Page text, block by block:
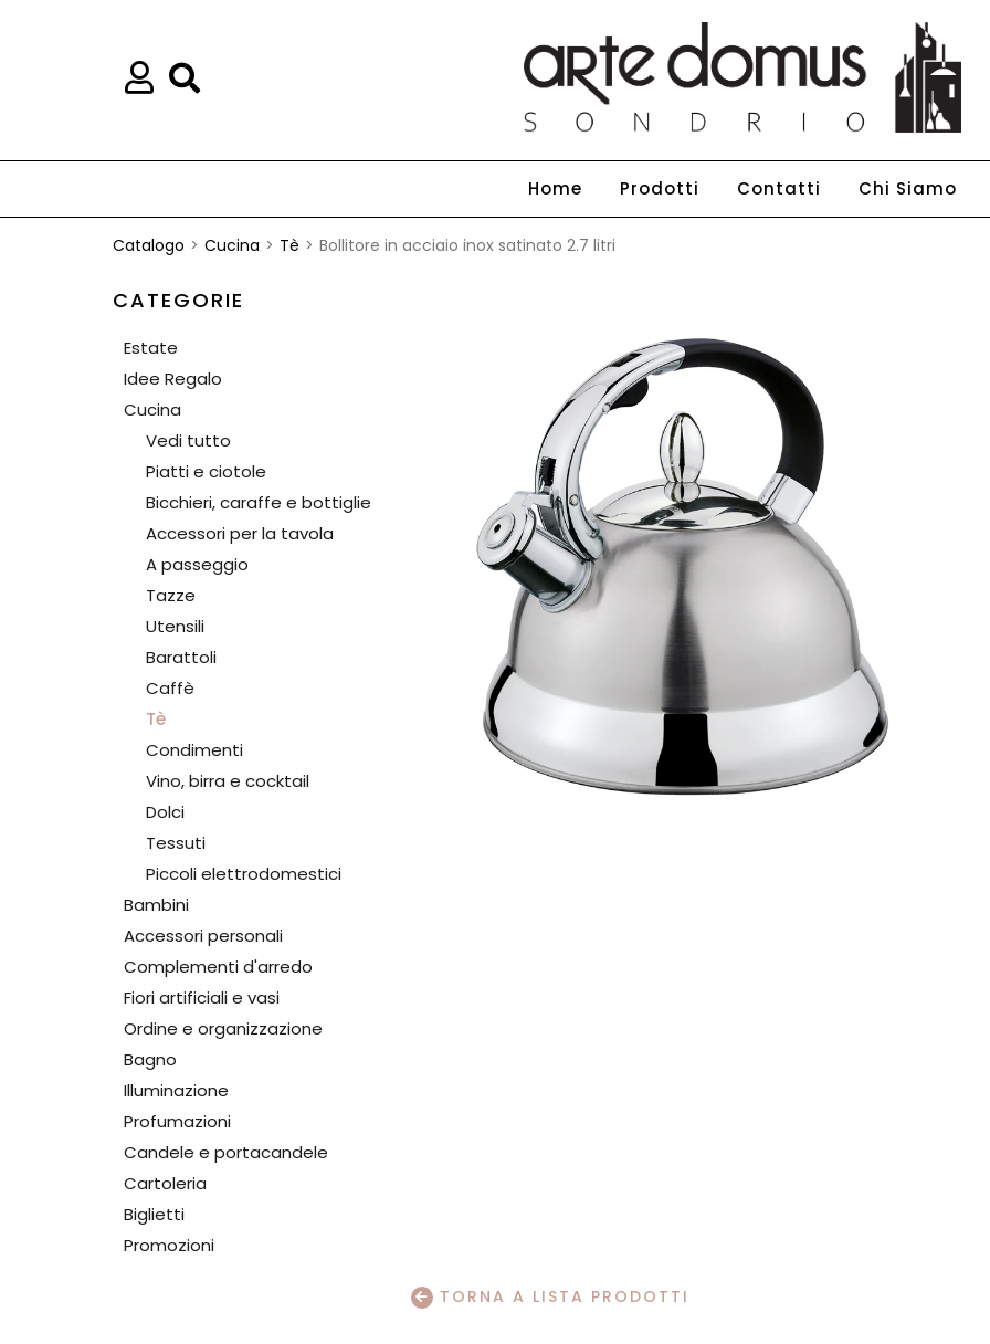
Home Prodotti Contatti Chi Siamo
Catalogo Cucina Tè Bollitore in acciaio inox satinato 2.7 litri
TORNA A LISTA PRODOTTI
CATEGORIE
Estate
Idee Regalo
Cucina
Vedi tutto
Piatti e ciotole
Bicchieri, caraffe e bottiglie
Accessori per la tavola
A passeggio
Tazze
Utensili
Barattoli
Caffè
Tè
Condimenti
Vino, birra e cocktail
Dolci
Tessuti
Piccoli elettrodomestici
Bambini
Accessori personali
Complementi d'arredo
Fiori artificiali e vasi
Ordine e organizzazione
Bagno
Illuminazione
Profumazioni
Candele e portacandele
Cartoleria
Biglietti
Promozioni